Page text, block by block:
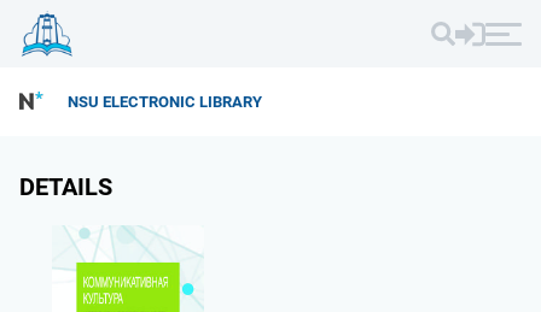
NSU ELECTRONIC LIBRARY
DETAILS